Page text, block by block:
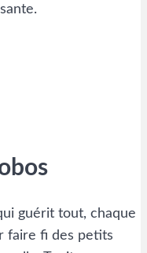
guérit tout, chaque
faire fi des petits